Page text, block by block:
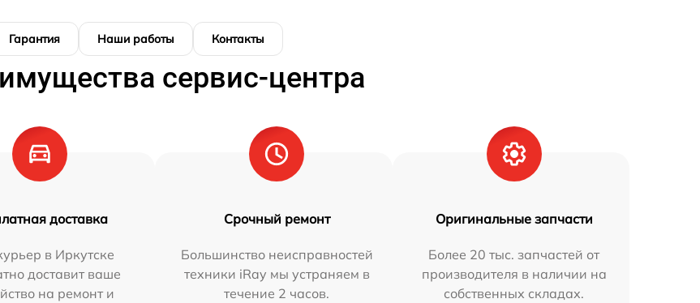
Гарантия Наши работы Контакты
сервис-центра
доставка
в Иркутске
доставит ваше
на ремонт и
Срочный ремонт
Большинство неисправностей
техники iRay мы устраняем в
течение 2 часов.
Оригинальные запчасти
Более 20 тыс. запчастей от
производителя в наличии на
собственных складах.